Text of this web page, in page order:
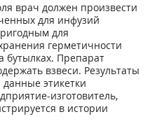
врач должен произвести
для инфузий
для
герметичности
бутылках. Препарат
взвеси. Результаты
данные этикетки
изготовитель,
в истории